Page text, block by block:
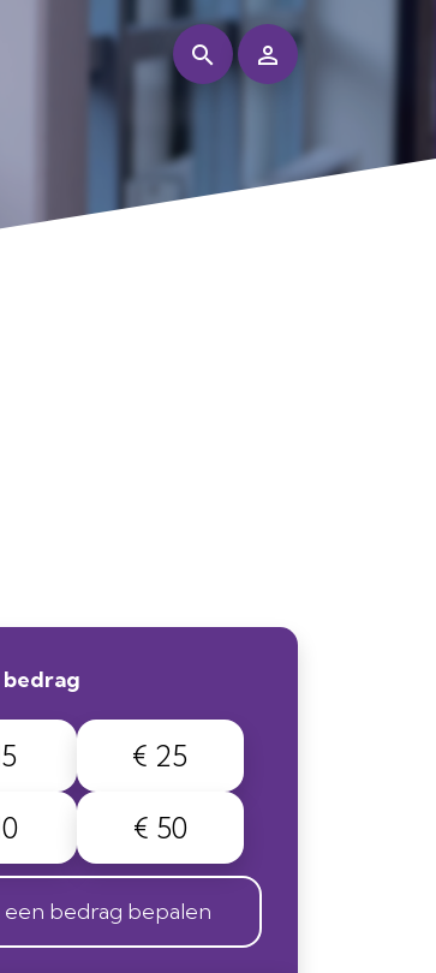
bedrag
€ 25
€ 50
een bedrag bepalen